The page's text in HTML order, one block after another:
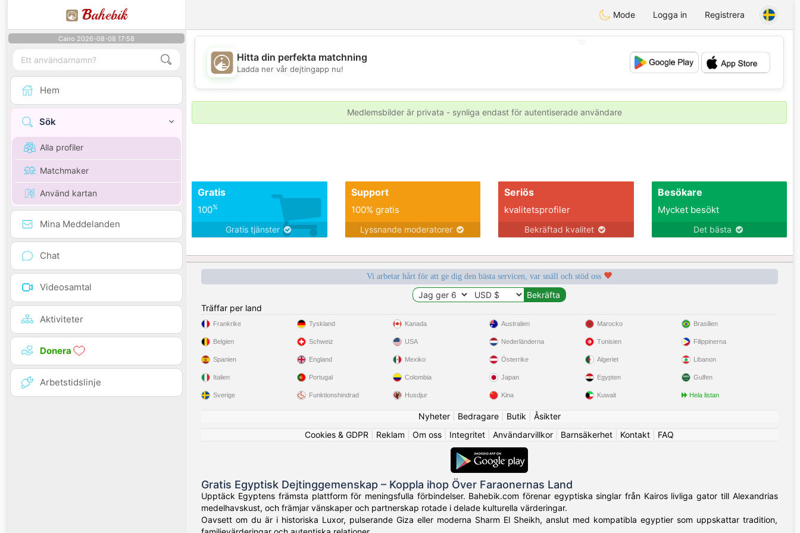
Bahebik Mode Logga in Registrera
Cairo 2026-08-08 17:58
Hem
Sök
Alla profiler
Matchmaker
Använd kartan
Mina Meddelanden
Chat
Videosamtal
Aktiviteter
Donera
Arbetstidslinje
💖
💕
💕
Hitta din perfekta matchning
Ladda ner vår dejtingapp nu!
Medlemsbilder är privata - synliga endast för autentiserade användare
Gratis
100%
Gratis tjänster
Support
100% gratis
Lyssnande moderatorer
Seriös
kvalitetsprofiler
Bekräftad kvalitet
Besökare
Mycket besökt
Det bästa
Vi arbetar hårt för att ge dig den bästa servicen, var snäll och stöd oss
Träffar per land
Frankrike
Belgien
Spanien
Italien
Sverige
Tyskland
Schweiz
England
Portugal
Funktionshindrad
Kanada
USA
Mexiko
Colombia
Husdjur
Australien
Nederländerna
Österrike
Japan
Kina
Marocko
Tunisien
Algeriet
Egypten
Kuwait
Brasilien
Filippinerna
Libanon
Gulfen
Hela listan
Nyheter| Bedragare| Butik
Åsikter
Cookies & GDPR
Reklam Om oss Integritet Användarvillkor Barnsäkerhet Kontakt FAQ
Gratis Egyptisk Dejtinggemenskap – Koppla ihop Över Faraonernas Land
Upptäck Egyptens främsta plattform för meningsfulla förbindelser. Bahebik.com förenar egyptiska singlar från Kairos livliga gator till Alexandrias
medelhavskust, och främjar vänskaper och partnerskap rotade i delade kulturella värderingar.
Oavsett om du är i historiska Luxor, pulserande Giza eller moderna Sharm El Sheikh, anslut med kompatibla egyptier som uppskattar tradition,